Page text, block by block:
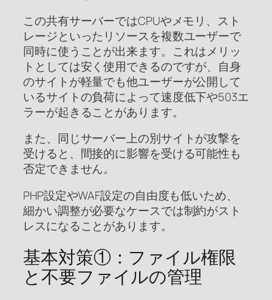
この共有サーバーではCPUやメモリ、スト
レージといったリソースを複数ユーザーで
同時に使うことが出来ます。これはメリッ
トとしては安く使用できるのですが、自身
のサイトが軽量でも他ユーザーが公開して
いるサイトの負荷によって速度低下や503エ
ラーが起きることがあります。
また、同じサーバー上の別サイトが攻撃を
受けると、間接的に影響を受ける可能性も
否定できません。
PHP設定やWAF設定の自由度も低いため、
細かい調整が必要なケースでは制約がスト
レスになることがあります。
基本対策①：ファイル権限
と不要ファイルの管理